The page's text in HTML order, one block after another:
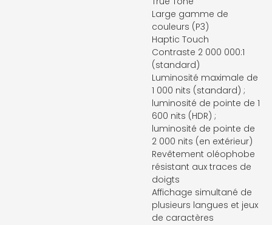
Large gamme de
couleurs (P3)
Haptic Touch
Contraste 2 000 000:1
(standard)
Luminosité maximale de
1 000 nits (standard) ;
luminosité de pointe de 1
600 nits (HDR) ;
luminosité de pointe de
2 000 nits (en extérieur)
Revêtement oléophobe
résistant aux traces de
doigts
Affichage simultané de
plusieurs langues et jeux
de caractères